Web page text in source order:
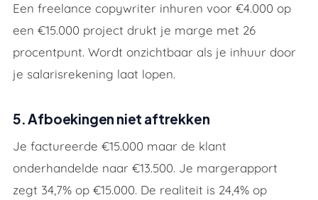
Een freelance copywriter inhuren voor €4.000 op
een €15.000 project drukt je marge met 26
procentpunt. Wordt onzichtbaar als je inhuur door
je salarisrekening laat lopen.
5. Afboekingen niet aftrekken
Je factureerde €15.000 maar de klant
onderhandelde naar €13.500. Je margerapport
zegt 34,7% op €15.000. De realiteit is 24,4% op